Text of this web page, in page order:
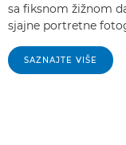
sa fiksnom žižnom
sjajne portretne
SAZNAJTE VIŠE